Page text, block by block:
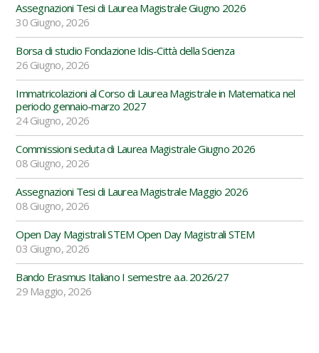
Assegnazioni Tesi di Laurea Magistrale Giugno 2026
30 Giugno, 2026
Borsa di studio Fondazione Idis-Città della Scienza
26 Giugno, 2026
Immatricolazioni al Corso di Laurea Magistrale in Matematica nel
periodo gennaio-marzo 2027
24 Giugno, 2026
Commissioni seduta di Laurea Magistrale Giugno 2026
08 Giugno, 2026
Assegnazioni Tesi di Laurea Magistrale Maggio 2026
08 Giugno, 2026
Open Day Magistrali STEM Open Day Magistrali STEM
03 Giugno, 2026
Bando Erasmus Italiano I semestre a.a. 2026/27
29 Maggio, 2026